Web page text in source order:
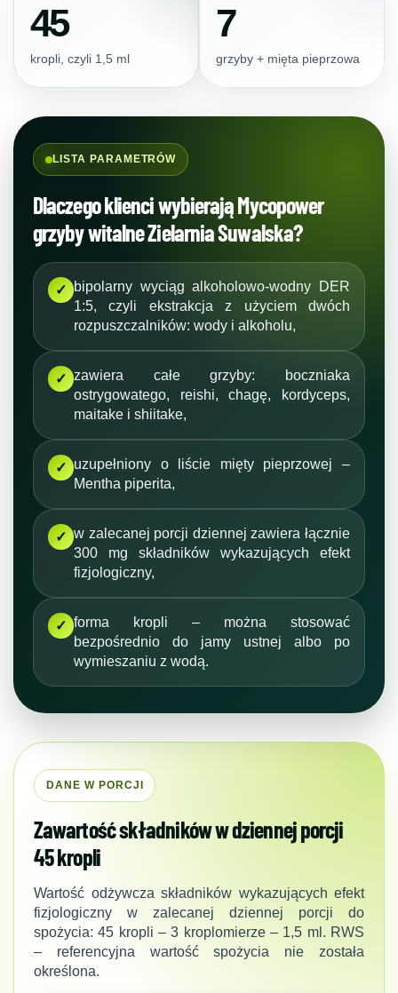
45
kropli, czyli 1,5 ml
7
grzyby + mięta pieprzowa
LISTA PARAMETRÓW
Dlaczego klienci wybierają Mycopower
grzyby witalne Zielarnia Suwalska?
✓
bipolarny wyciąg alkoholowo-wodny DER
1:5, czyli ekstrakcja z użyciem dwóch
rozpuszczalników: wody i alkoholu,
✓ zawiera całe grzyby: boczniaka
ostrygowatego, reishi, chagę, kordyceps,
maitake i shiitake,
✓ uzupełniony o liście mięty pieprzowej –
Mentha piperita,
✓ w zalecanej porcji dziennej zawiera łącznie
300 mg składników wykazujących efekt
fizjologiczny,
✓ forma kropli – można stosować
bezpośrednio do jamy ustnej albo po
wymieszaniu z wodą.
DANE W PORCJI
Zawartość składników w dziennej porcji
45 kropli
Wartość odżywcza składników wykazujących efekt
fizjologiczny w zalecanej dziennej porcji do
spożycia: 45 kropli – 3 kroplomierze – 1,5 ml. RWS
– referencyjna wartość spożycia nie została
określona.